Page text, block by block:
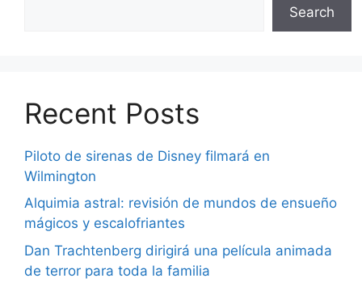
Search
Recent Posts
Piloto de sirenas de Disney filmará en
Wilmington
Alquimia astral: revisión de mundos de ensueño
mágicos y escalofriantes
Dan Trachtenberg dirigirá una película animada
de terror para toda la familia